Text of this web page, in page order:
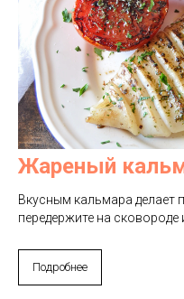
Жареный
Вкусным кальмара делает
передержите на
Подробнее